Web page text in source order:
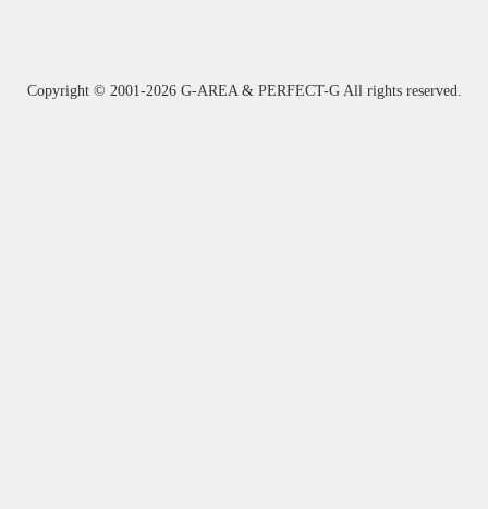
Copyright © 2001-2026 G-AREA & PERFECT-G All rights reserved.